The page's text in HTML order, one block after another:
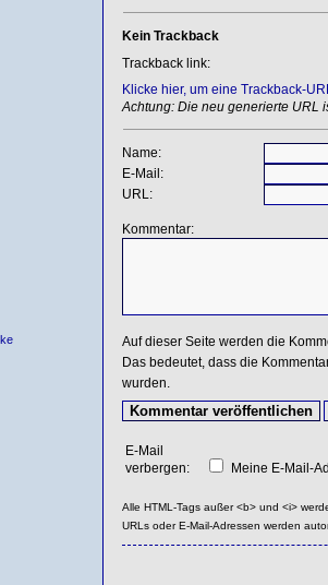
Kein Trackback
Trackback link:
Klicke hier, um eine Trackback-
Achtung: Die neu generierte URL
Name:
E-Mail:
URL:
Kommentar:
Auf dieser Seite werden die
Das bedeutet, dass die
wurden.
E-Mail
verbergen:
Meine E-Mail-
Alle HTML-Tags außer <b> und <i>
URLs oder E-Mail-Adressen werden